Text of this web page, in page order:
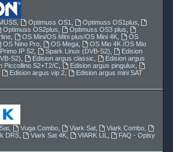
, Optimuss OS1 Optimuss OS1plus
Optimuss OS2plus Optimuss OS3 plus
OS Mini/OS Mini plus/OS Mini 4K,
OS
OS Nino Pro, OS Mega,
OS Mio 4K /OS Mio
IP S2, Spark Linux (DVB-S2)
Edision
S2)
Edision argus classic
Edision argus
Piccollino S2+T2/C, Edision argus pingulux
Edision argus vip 2,
Edision argus mini SAT
, Vuga Combo, Viark Sat, Viark Combo
DRS, Viark Sat 4K, VIARK LIL
FAQ - Opisy